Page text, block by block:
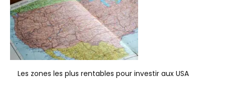
Les zones les plus rentables pour investir aux USA